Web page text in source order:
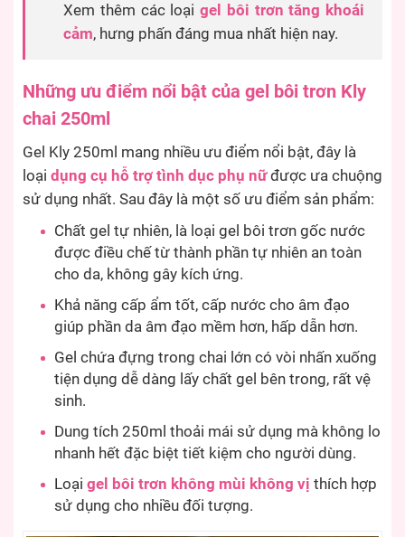
Xem thêm các loại gel bôi trơn tăng khoái
cảm, hưng phấn đáng mua nhất hiện nay.
Những ưu điểm nổi bật của gel bôi trơn Kly
chai 250ml
Gel Kly 250ml mang nhiều ưu điểm nổi bật, đây là
loại dụng cụ hỗ trợ tình dục phụ nữđược ưa chuộng
sử dụng nhất. Sau đây là một số ưu điểm sản phẩm:
Chất gel tự nhiên, là loại gel bôi trơn gốc nước
được điều chế từ thành phần tự nhiên an toàn
cho da, không gây kích ứng.
Khả năng cấp ẩm tốt, cấp nước cho âm đạo
giúp phần da âm đạo mềm hơn, hấp dẫn hơn.
Gel chứa đựng trong chai lớn có vòi nhấn xuống
tiện dụng dễ dàng lấy chất gel bên trong, rất vệ
sinh.
Dung tích 250ml thoải mái sử dụng mà không lo
nhanh hết đặc biệt tiết kiệm cho người dùng.
Loại gel bôi trơn không mùi không vị thích hợp
sử dụng cho nhiều đối tượng.